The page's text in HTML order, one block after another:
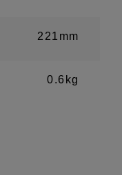
221mm
0.6kg